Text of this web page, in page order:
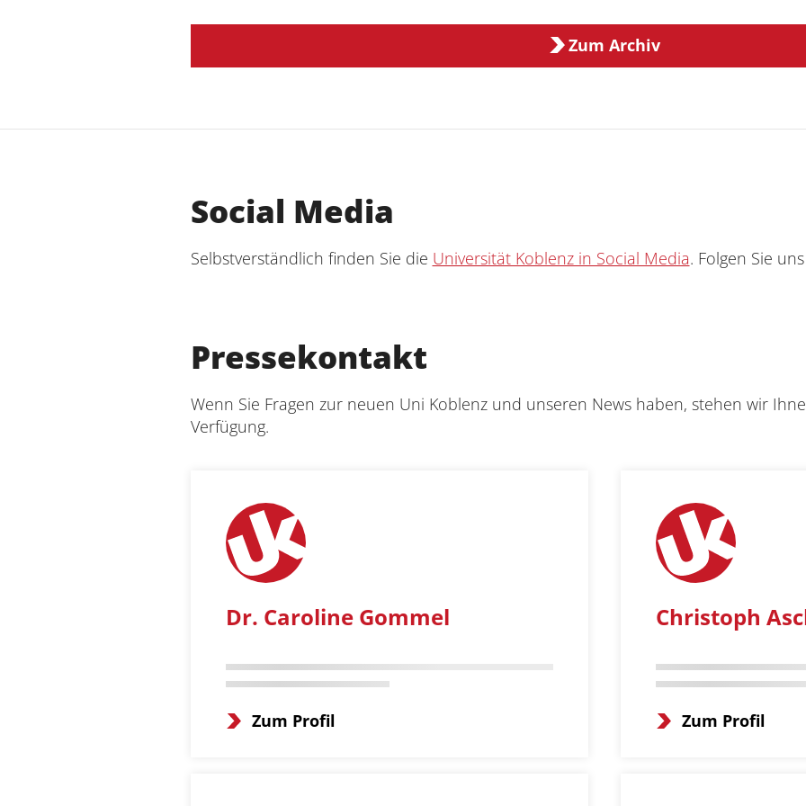
Zum Archiv
Social Media
Selbstverständlich finden Sie die Universität Koblenz in Social Media. Folgen Sie
Pressekontakt
Wenn Sie Fragen zur neuen Uni Koblenz und unseren News haben, stehen wir
Verfügung.
Dr. Caroline Gommel
Zum Profil
Christoph
Zum Profil